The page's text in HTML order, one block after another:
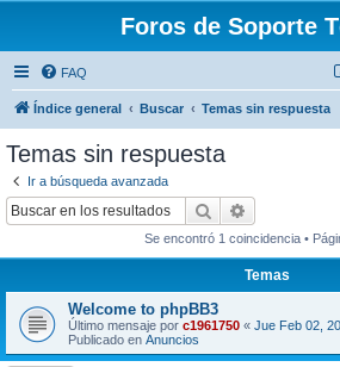
Foros de Soporte
FAQ
Índice general Buscar Temas sin respuesta
Temas sin respuesta
Ir a búsqueda avanzada
Buscar
Se encontró 1 coincidencia •
Temas
Welcome to phpBB3
Último mensaje por c1961750 « Jue Feb 02,
Publicado en Anuncios